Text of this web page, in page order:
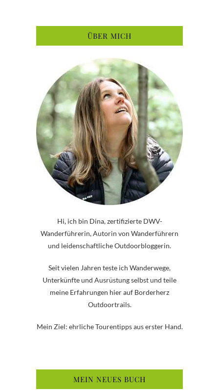
ÜBER MICH
Hi, ich bin Dina, zertifizierte DWV-
Wanderführerin, Autorin von Wanderführern
und leidenschaftliche Outdoorbloggerin.
Seit vielen Jahren teste ich Wanderwege,
Unterkünfte und Ausrüstung selbst und teile
meine Erfahrungen hier auf Borderherz
Outdoortrails.
Mein Ziel: ehrliche Tourentipps aus erster Hand.
MEIN NEUES BUCH